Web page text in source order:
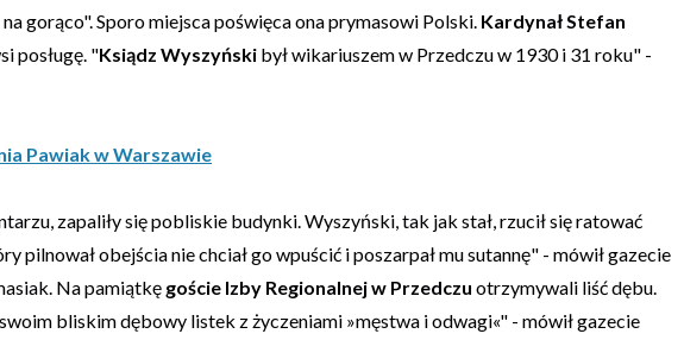
gorąco". Sporo miejsca poświęca ona prymasowi Polski. Kardynał Stefan
posługę. "Ksiądz Wyszyński był wikariuszem w Przedczu w 1930 i 31 roku" -
Pawiak w Warszawie
zapaliły się pobliskie budynki. Wyszyński, tak jak stał, rzucił się ratować
pilnował obejścia nie chciał go wpuścić i poszarpał mu sutannę" - mówił gazecie
Na pamiątkę goście Izby Regionalnej w Przedczu otrzymywali liść dębu.
bliskim dębowy listek z życzeniami »męstwa i odwagi«" - mówił gazecie